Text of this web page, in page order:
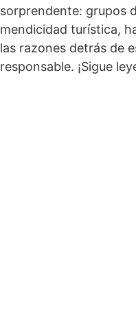
sorprendente: grupos
mendicidad turística,
las razones detrás de
responsable. ¡Sigue